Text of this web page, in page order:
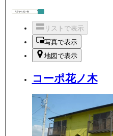
リストで表示
写真で表示
地図で表示
コーポ花ノ木